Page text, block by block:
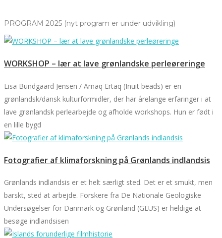
PROGRAM 2025 (nyt program er under udvikling)
WORKSHOP – lær at lave grønlandske perleøreringe
Lisa Bundgaard Jensen / Arnaq Ertaq (Inuit beads) er en
grønlandsk/dansk kulturformidler, der har årelange erfaringer i at
lave grønlandsk perlearbejde og afholde workshops. Hun er født i
en lille bygd
Fotografier af klimaforskning på Grønlands indlandsis
Grønlands indlandsis er et helt særligt sted. Det er et smukt, men
barskt, sted at arbejde. Forskere fra De Nationale Geologiske
Undersøgelser for Danmark og Grønland (GEUS) er heldige at
besøge indlandsisen